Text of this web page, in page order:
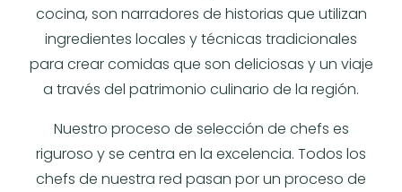
cocina, son narradores de historias que utilizan
ingredientes locales y técnicas tradicionales
para crear comidas que son deliciosas y un viaje
a través del patrimonio culinario de la región.
Nuestro proceso de selección de chefs es
riguroso y se centra en la excelencia. Todos los
chefs de nuestra red pasan por un proceso de